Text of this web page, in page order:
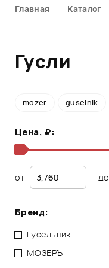
Главная Каталог
Гусли
mozer guselnik
Цена, ₽:
от до
Бренд:
Гусельник
МОЗЕРЪ